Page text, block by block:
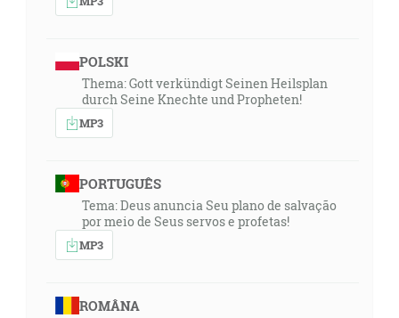
POLSKI
Thema: Gott verkündigt Seinen Heilsplan
durch Seine Knechte und Propheten!
MP3
PORTUGUÊS
Tema: Deus anuncia Seu plano de salvação
por meio de Seus servos e profetas!
MP3
ROMÂNA